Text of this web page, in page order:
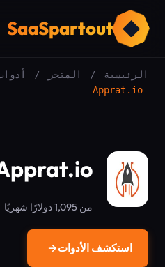
SaaSpartout
الرئيسية / المتجر /
Apprat.io
من 1,095 دولارًا شهريًا
استكشف الأدوات→